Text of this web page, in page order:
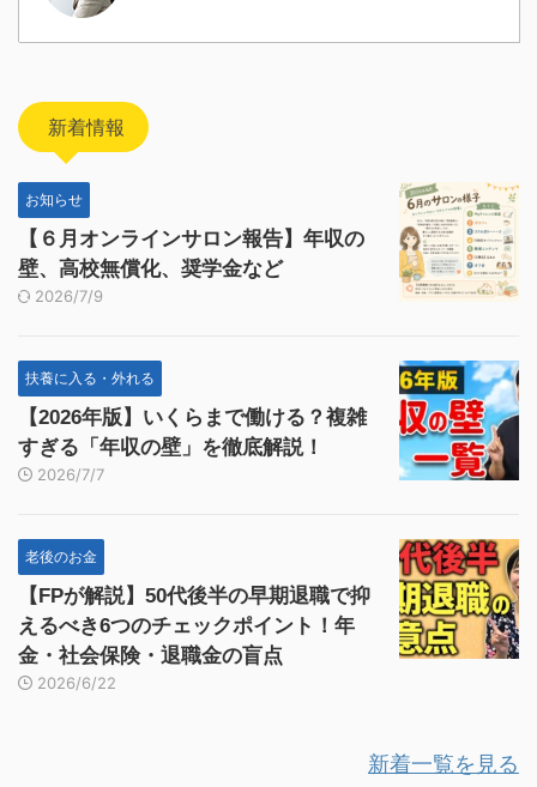
新着情報
お知らせ
【６月オンラインサロン報告】年収の
壁、高校無償化、奨学金など
2026/7/9
扶養に入る・外れる
【2026年版】いくらまで働ける？複雑
すぎる「年収の壁」を徹底解説！
2026/7/7
老後のお金
【FPが解説】50代後半の早期退職で抑
えるべき6つのチェックポイント！年
金・社会保険・退職金の盲点
2026/6/22
新着一覧を見る